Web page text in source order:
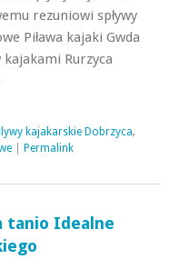
rezuniowi spływy
Piława kajaki Gwda
kajakami Rurzyca
kajakarskie Dobrzyca,
Permalink
tanio Idealne